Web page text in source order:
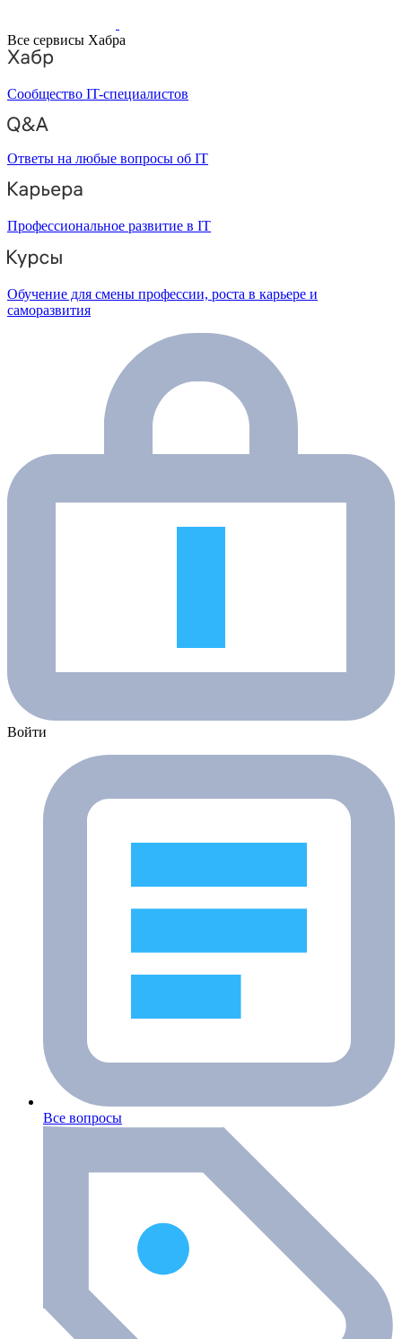
Все сервисы Хабра
Сообщество IT-специалистов
Ответы на любые вопросы об IT
Профессиональное развитие в IT
Обучение для смены профессии, роста в карьере и
саморазвития
Войти
Все вопросы